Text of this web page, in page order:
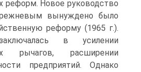
ре­форм. Новое руководство
вынуждено было
реформу (1965 г.).
в усилении
рычагов, расширении
предприятий. Однако